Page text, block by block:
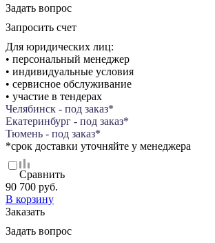
Задать вопрос
Запросить счет
Для юридических лиц:
• персональный менеджер
• индивидуальные условия
• сервисное обслуживание
• участие в тендерах
Челябинск - под заказ*
Екатеринбург - под заказ*
Тюмень - под заказ*
*срок доставки уточняйте у менеджера
Сравнить
90 700 руб.
В корзину
Заказать
Задать вопрос